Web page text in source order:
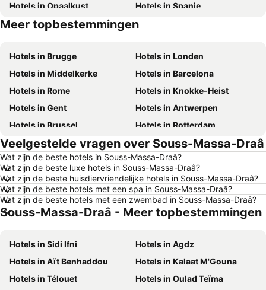
Hotels in Opaalkust
Hotels in Spanje
Hotels in België
Hotels in Belgische Ardennen
Meer topbestemmingen
Hotels in Brugge
Hotels in Londen
Hotels in Middelkerke
Hotels in Barcelona
Hotels in Rome
Hotels in Knokke-Heist
Hotels in Gent
Hotels in Antwerpen
Hotels in Brussel
Hotels in Rotterdam
Hotels in Maastricht
Hotels in Durbuy
Hotels in Hasselt
Hotels in New York
Hotels in Boulogne-sur-Mer
Hotels in De Haan
Hotels in Le Touquet-Paris-Plage
Hotels in Duinkerke
Hotels in Málaga
Hotels in Frankrijk
Hotels in Mallorca
Hotels in Ibiza
Hotels in Italië
Hotels in Normandië
Hotels in Nederland
Hotels in Griekenland
Veelgestelde vragen over Souss-Massa-Draâ
Wat zijn de beste hotels in Souss-Massa-Draâ?
Wat zijn de beste luxe hotels in Souss-Massa-Draâ?
Wat zijn de beste huisdiervriendelijke hotels in Souss-Massa-Draâ?
Wat zijn de beste hotels met een spa in Souss-Massa-Draâ?
Wat zijn de beste hotels met een zwembad in Souss-Massa-Draâ?
Souss-Massa-Draâ - Meer topbestemmingen
Hotels in Sidi Ifni
Hotels in Agdz
Hotels in Aït Benhaddou
Hotels in Kalaat M'Gouna
Hotels in Télouet
Hotels in Oulad Teïma